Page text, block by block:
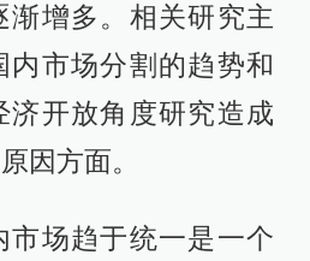
渐增多。相关研究主
内市场分割的趋势和
济开放角度研究造成
因方面。
市场趋于统一是一个